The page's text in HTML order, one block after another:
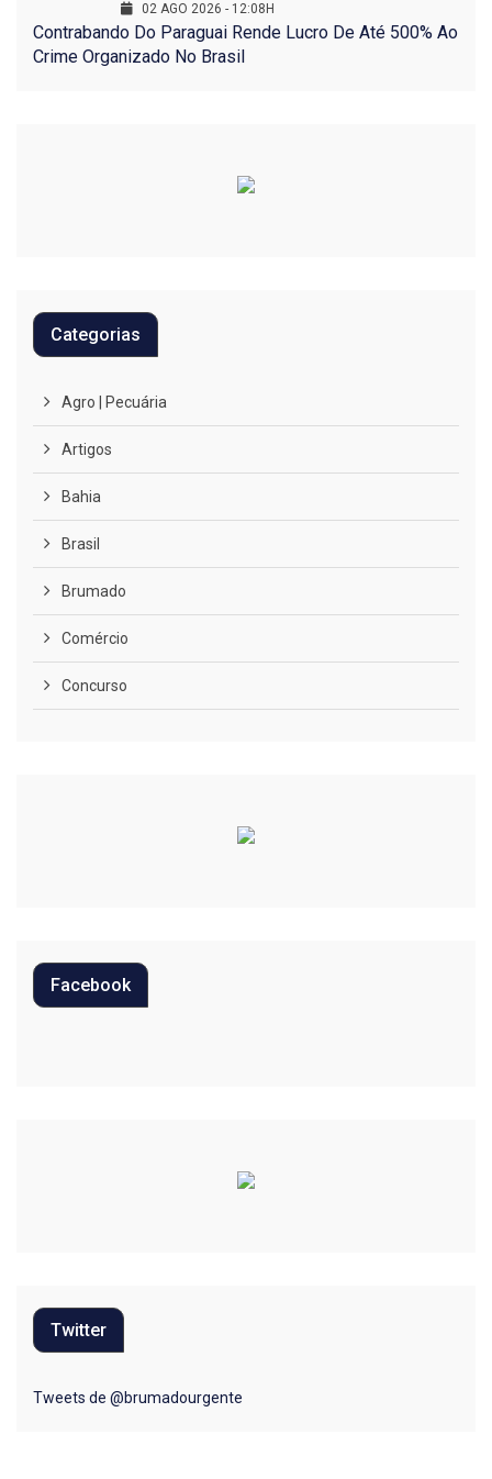
02 AGO 2026 - 12:08H
Contrabando Do Paraguai Rende Lucro De Até 500% Ao
Crime Organizado No Brasil
Categorias
Agro | Pecuária
Artigos
Bahia
Brasil
Brumado
Comércio
Concurso
Editoriais
Moda
Mundo
Facebook
Twitter
Tweets de @brumadourgente